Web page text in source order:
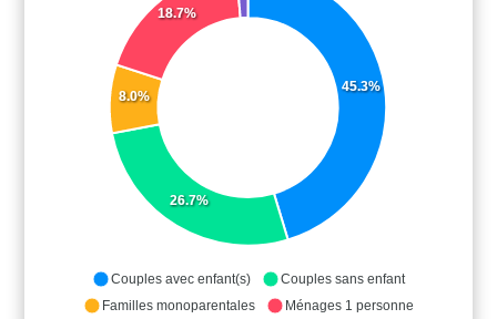
45.3%
26.7%
8.0%
18.7%
Couples avec enfant(s)
Couples sans enfant
Familles monoparentales
Ménages 1 personne